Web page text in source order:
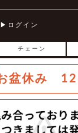
ログイン
チェーン
盆休み 12